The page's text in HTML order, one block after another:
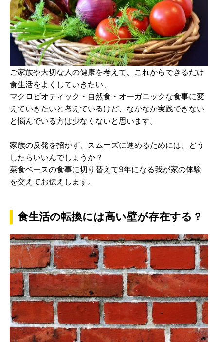
ご家族や大切な人の健康を考えて、これからできるだけ
食生活をよくしていきたい、
マクロビオティック・自然食・オーガニックな食事に変
えていきたいと考えているけど、なかなか実践できない
と悩んでいる方は少なくないと思います。
家族の反発を招かず、スムーズに進めるためには、どう
したらいいんでしょうか？
菜食ベースの食事に切り替えて9年になる我が家の体験
を交えてお伝えします。
食生活の転換には高い壁が存在する？